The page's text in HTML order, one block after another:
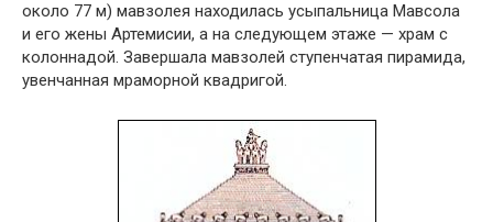
около 77 м) мавзолея находилась усыпальница Мавсола
и его жены Артемисии, а на следующем этаже — храм с
колоннадой. Завершала мавзолей ступенчатая пирамида,
увенчанная мраморной квадригой.